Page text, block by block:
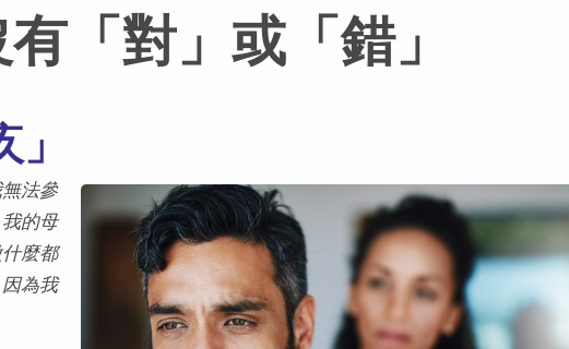
「對」或「錯」
法參
的母
麼都
為我